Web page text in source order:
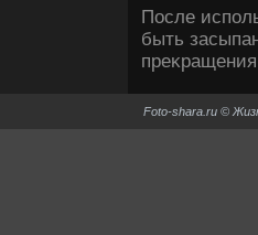
После
быть
Foto-shara.ru ©